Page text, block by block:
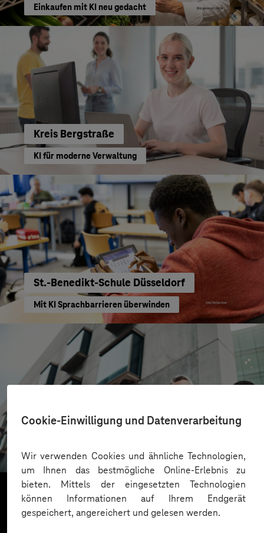
Cookie-Einwilligung und Datenverarbeitung
Wir verwenden Cookies und ähnliche Technologien,
um Ihnen das bestmögliche Online-Erlebnis zu
bieten. Mittels der eingesetzten Technologien
können Informationen auf Ihrem Endgerät
gespeichert, angereichert und gelesen werden.
Einkaufen mit KI neu gedacht
Kreis Bergstraße
KI für moderne Verwaltung
St.-Benedikt-Schule Düsseldorf
Mit KI Sprachbarrieren überwinden
CONREN Land AG
Change-Begleitung
Mehr laden